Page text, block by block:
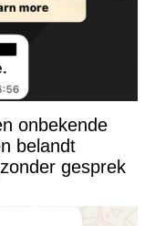
onbekende
belandt
gesprek